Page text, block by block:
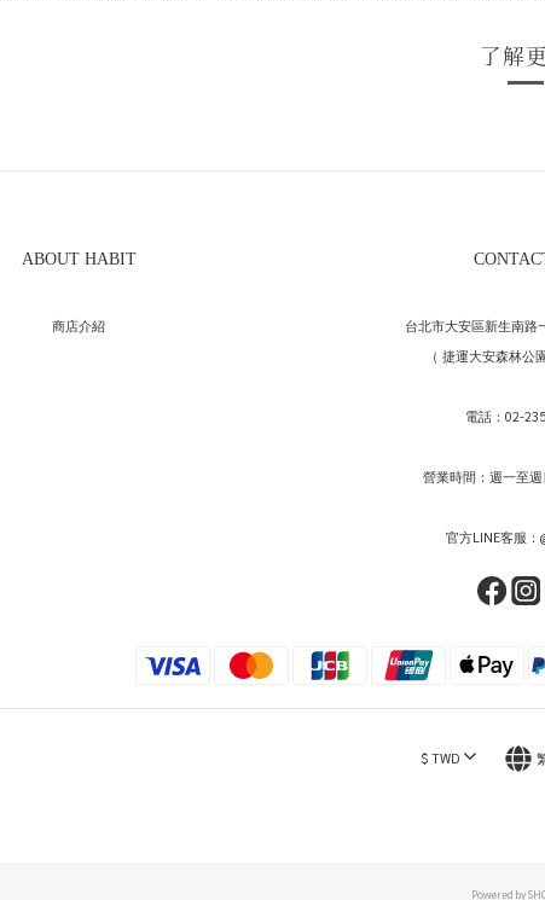
了解
ABOUT HABIT
商店介紹
台北市大安區新生南路
（ 捷運大安森林公
電話：02-
營業時間：週一至
官方LINE客服：
$ TWD
Powered by